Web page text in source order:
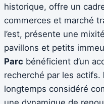
historique, offre un
commerces et marché
l’est, présente une
pavillons et petits
Parc bénéficient d’un
recherché par les actifs.
longtemps considéré